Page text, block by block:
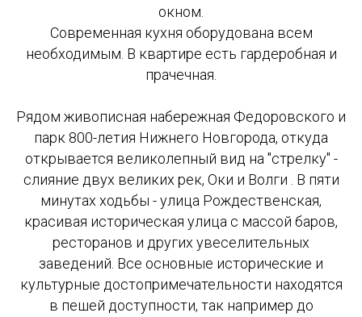
окном.
Современная кухня оборудована всем
необходимым. В квартире есть гардеробная и
прачечная.
Рядом живописная набережная Федоровского и
парк 800-летия Нижнего Новгорода, откуда
открывается великолепный вид на "стрелку" -
слияние двух великих рек, Оки и Волги . В пяти
минутах ходьбы - улица Рождественская,
красивая историческая улица с массой баров,
ресторанов и других увеселительных
заведений. Все основные исторические и
культурные достопримечательности находятся
в пешей доступности, так например до